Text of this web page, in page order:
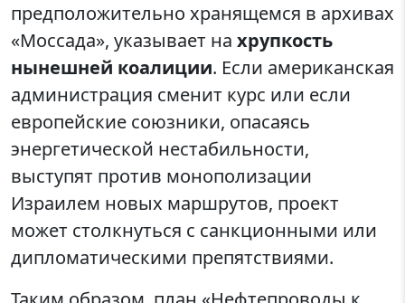
предположительно хранящемся в архивах
«Моссада», указывает на хрупкость
нынешней коалиции. Если американская
администрация сменит курс или если
европейские союзники, опасаясь
энергетической нестабильности,
выступят против монополизации
Израилем новых маршрутов, проект
может столкнуться с санкционными или
дипломатическими препятствиями.